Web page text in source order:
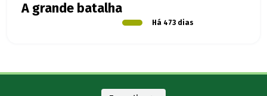
A grande batalha
Há 473 dias